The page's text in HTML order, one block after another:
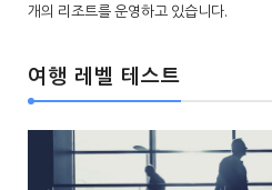
개의 리조트를 운영하고 있습니다.
여행 레벨 테스트